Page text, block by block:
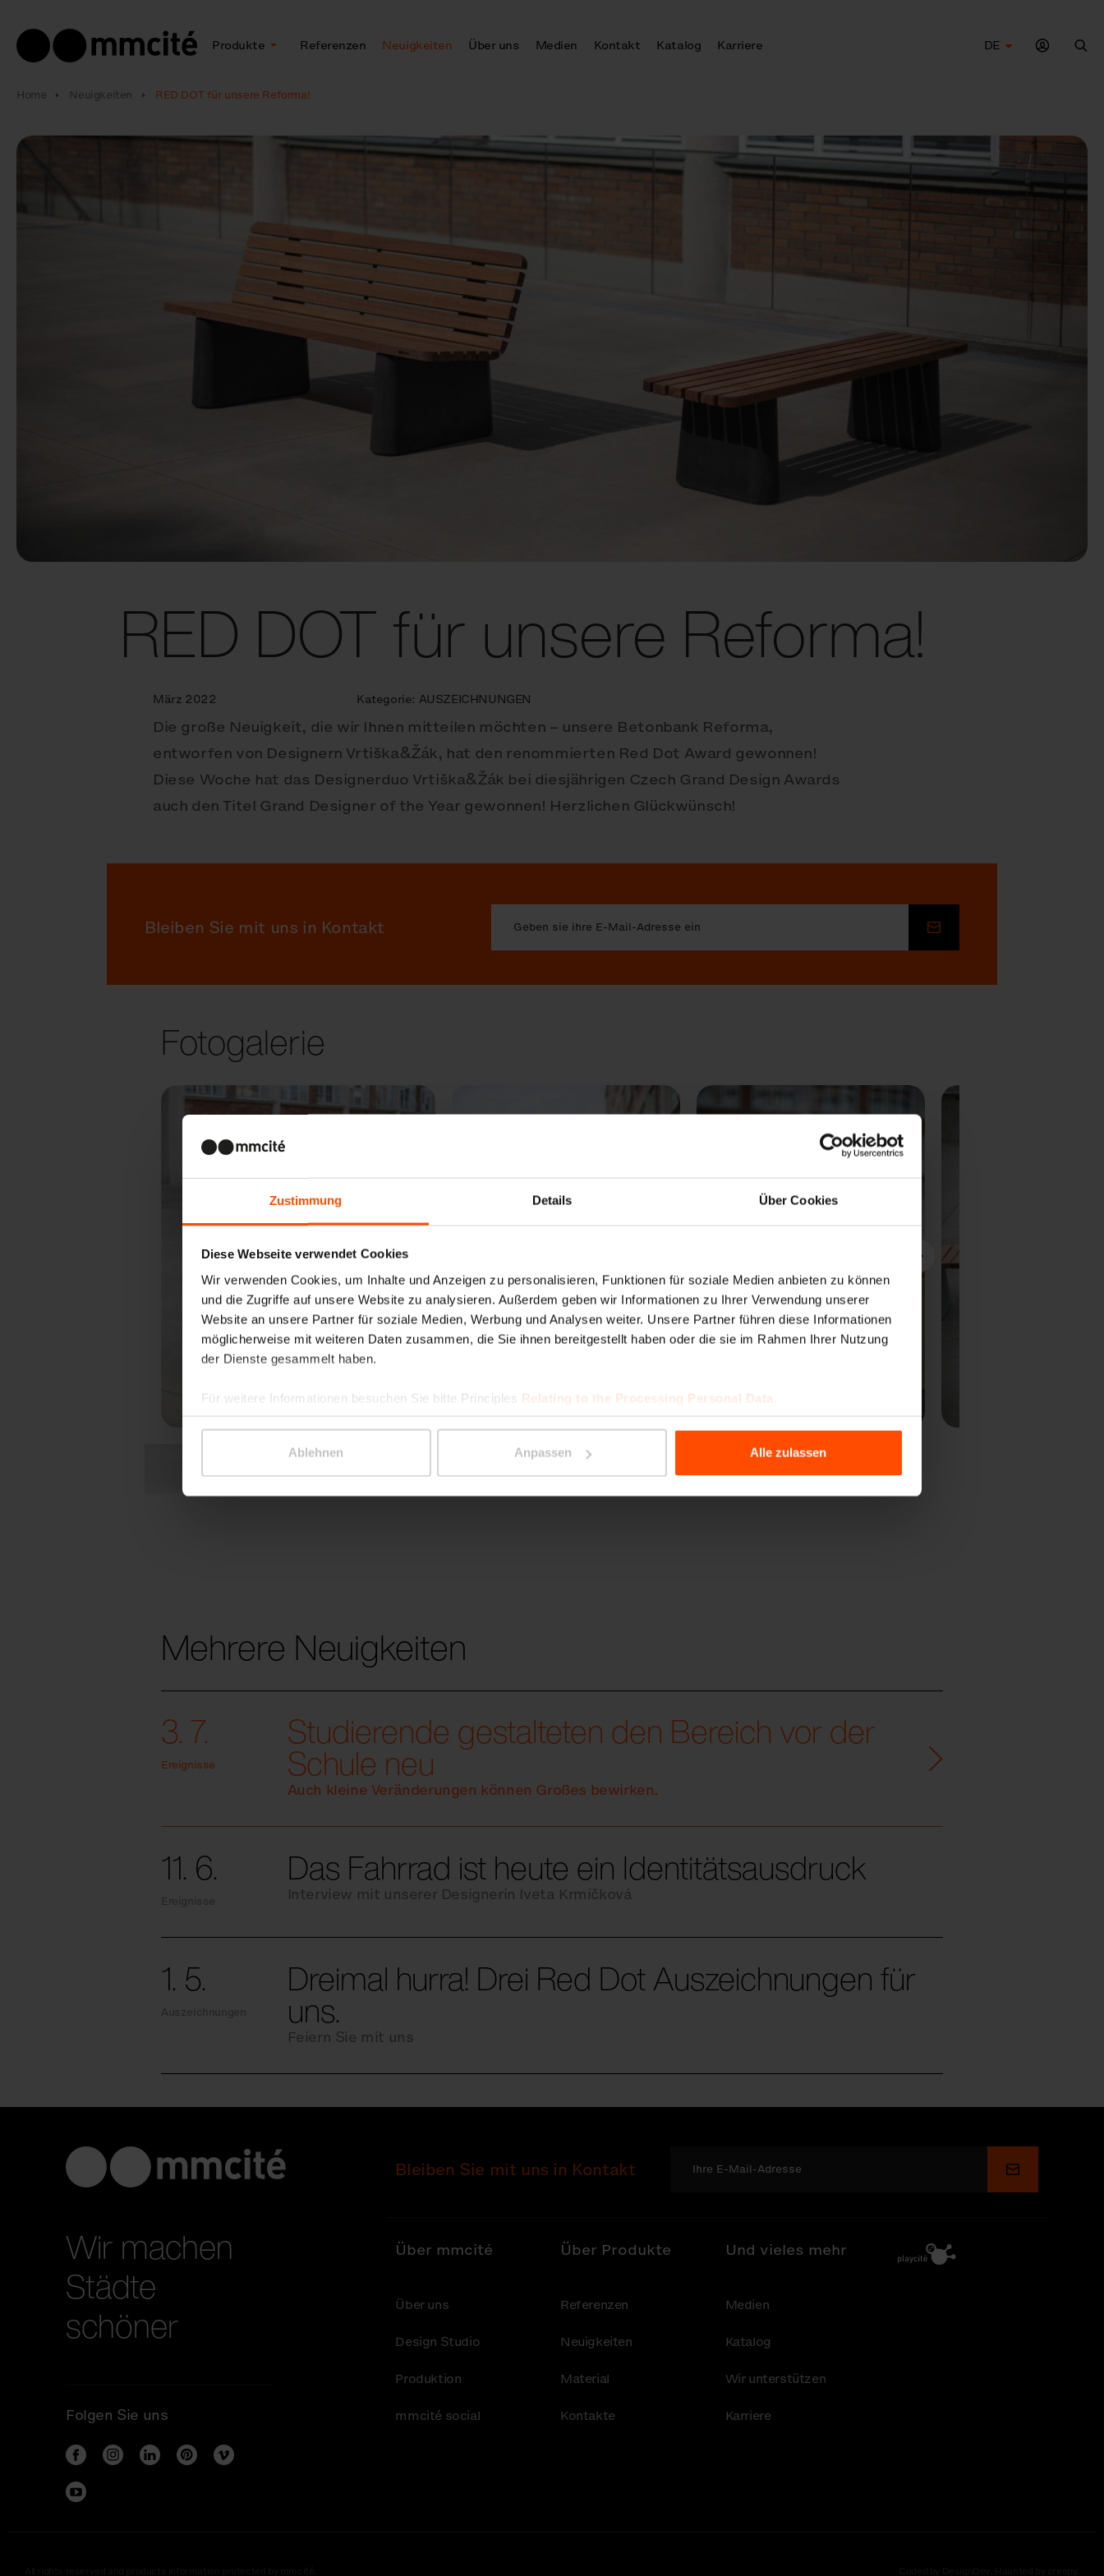
Zustimmung Details Über Cookies
Diese Webseite verwendet Cookies
Wir verwenden Cookies, um Inhalte und Anzeigen zu personalisieren, Funktionen für soziale Medien anbieten zu können
und die Zugriffe auf unsere Website zu analysieren. Außerdem geben wir Informationen zu Ihrer Verwendung unserer
Website an unsere Partner für soziale Medien, Werbung und Analysen weiter. Unsere Partner führen diese Informationen
möglicherweise mit weiteren Daten zusammen, die Sie ihnen bereitgestellt haben oder die sie im Rahmen Ihrer Nutzung
der Dienste gesammelt haben.
Für weitere Informationen besuchen Sie bitte Principles Relating to the Processing Personal Data.
Ablehnen Anpassen Alle zulassen
Produkte Referenzen Neuigkeiten Über uns Medien Kontakt Katalog Karriere
DE
Home Neuigkeiten RED DOT für unsere Reforma!
RED DOT für unsere Reforma!
März 2022 Kategorie: AUSZEICHNUNGEN
Die große Neuigkeit, die wir Ihnen mitteilen möchten – unsere Betonbank Reforma,
entworfen von Designern Vrtiška&Žák, hat den renommierten Red Dot Award gewonnen!
Diese Woche hat das Designerduo Vrtiška&Žák bei diesjährigen Czech Grand Design Awards
auch den Titel Grand Designer of the Year gewonnen! Herzlichen Glückwünsch!
Bleiben Sie mit uns in Kontakt Senden
Fotogalerie
Vorige Weiter
Mehrere Neuigkeiten
3. 7.
Ereignisse
Studierende gestalteten den Bereich vor der
Schule neu
Auch kleine Veränderungen können Großes bewirken.
11. 6.
Ereignisse
Das Fahrrad ist heute ein Identitätsausdruck
Interview mit unserer Designerin Iveta Krmíčková
1. 5.
Auszeichnungen
Dreimal hurra! Drei Red Dot Auszeichnungen für
uns.
Feiern Sie mit uns
Wir machen
Städte
schöner
Folgen Sie uns
Bleiben Sie mit uns in Kontakt Senden
Über mmcité
Über uns
Design Studio
Produktion
mmcité social
Über Produkte
Referenzen
Neuigkeiten
Material
Kontakte
Und vieles mehr
Medien
Katalog
Wir unterstützen
Karriere